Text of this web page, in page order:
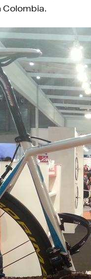
Colombia.